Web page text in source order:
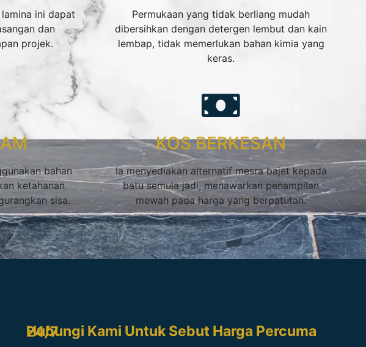
ini dapat
dan
projek.
Permukaan yang tidak berliang mudah
dibersihkan dengan detergen lembut dan kain
lembap, tidak memerlukan bahan kimia yang
keras.
bahan
ketahanan
sisa.
KOS BERKESAN
Ia menyediakan alternatif mesra bajet kepada
batu semula jadi, menawarkan penampilan
mewah pada harga yang berpatutan.
Hubungi Kami Untuk Sebut Harga Percuma 24/7